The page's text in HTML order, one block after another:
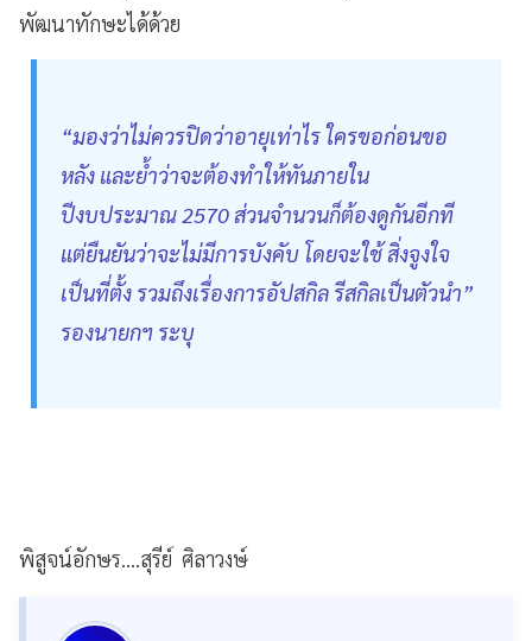
พัฒนาทักษะได้ด้วย
“มองว่าไม่ควรปิดว่าอายุเท่าไร ใครขอก่อนขอ
หลัง และย้ำว่าจะต้องทำให้ทันภายใน
ปีงบประมาณ 2570 ส่วนจำนวนก็ต้องดูกันอีกที
แต่ยืนยันว่าจะไม่มีการบังคับ โดยจะใช้ สิ่งจูงใจ
เป็นที่ตั้ง รวมถึงเรื่องการอัปสกิล รีสกิลเป็นตัวนำ”
รองนายกฯ ระบุ
พิสูจน์อักษร....สุรีย์ ศิลาวงษ์